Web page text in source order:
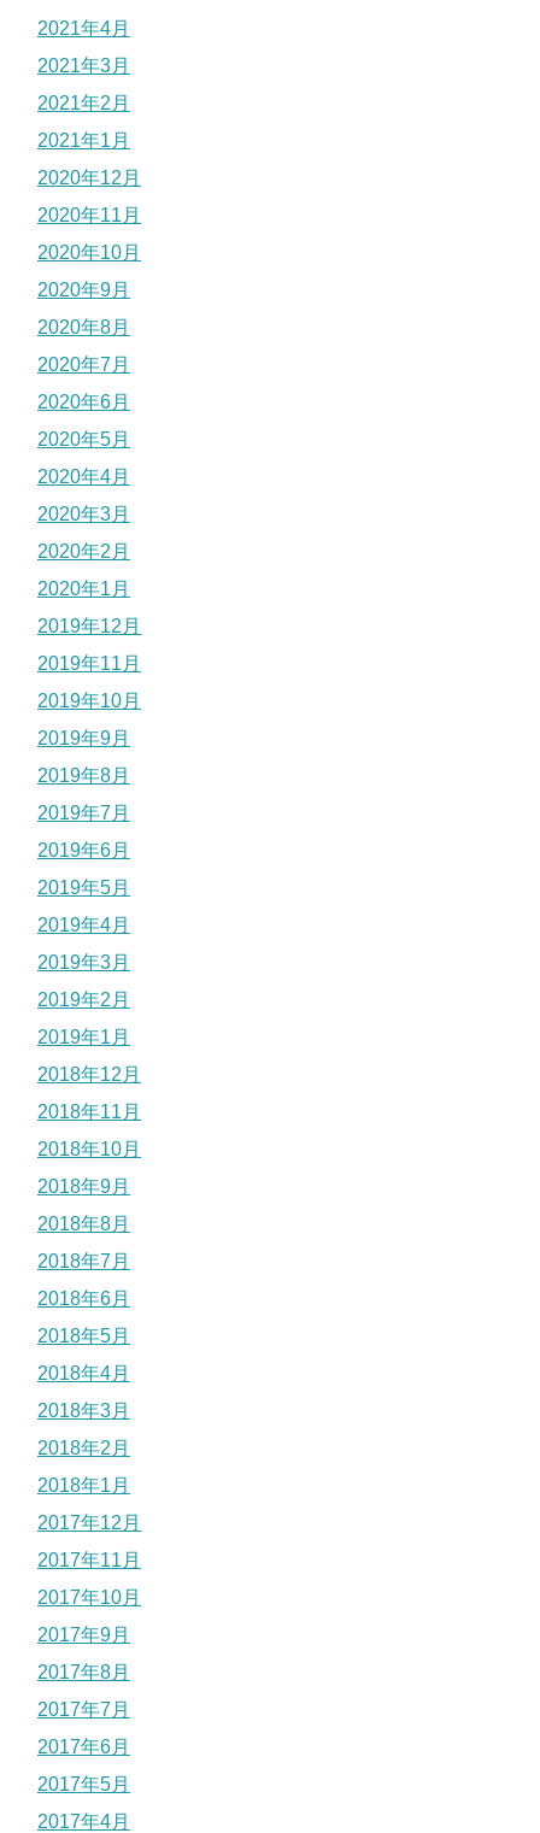
2021年4月
2021年3月
2021年2月
2021年1月
2020年12月
2020年11月
2020年10月
2020年9月
2020年8月
2020年7月
2020年6月
2020年5月
2020年4月
2020年3月
2020年2月
2020年1月
2019年12月
2019年11月
2019年10月
2019年9月
2019年8月
2019年7月
2019年6月
2019年5月
2019年4月
2019年3月
2019年2月
2019年1月
2018年12月
2018年11月
2018年10月
2018年9月
2018年8月
2018年7月
2018年6月
2018年5月
2018年4月
2018年3月
2018年2月
2018年1月
2017年12月
2017年11月
2017年10月
2017年9月
2017年8月
2017年7月
2017年6月
2017年5月
2017年4月